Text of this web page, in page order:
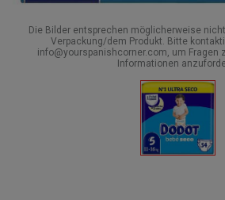
Die Bilder entsprechen möglicherweise
Verpackung/dem Produkt. Bitte
info@yourspanishcorner.com, um Fragen
Informationen